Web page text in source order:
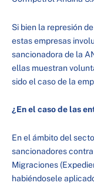
Si bien la represión
estas empresas
sancionadora de la
ellas muestran
sido el caso de la
¿En el caso de las
En el ámbito del
sancionadores
Migraciones
habiéndosele